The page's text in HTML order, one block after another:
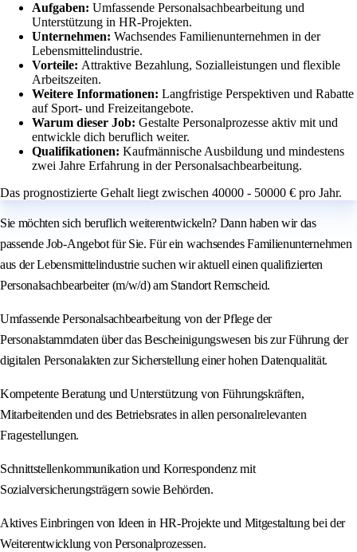
Aufgaben: Umfassende Personalsachbearbeitung und
Unterstützung in HR-Projekten.
Unternehmen: Wachsendes Familienunternehmen in der
Lebensmittelindustrie.
Vorteile: Attraktive Bezahlung, Sozialleistungen und flexible
Arbeitszeiten.
Weitere Informationen: Langfristige Perspektiven und Rabatte
auf Sport- und Freizeitangebote.
Warum dieser Job: Gestalte Personalprozesse aktiv mit und
entwickle dich beruflich weiter.
Qualifikationen: Kaufmännische Ausbildung und mindestens
zwei Jahre Erfahrung in der Personalsachbearbeitung.
Das prognostizierte Gehalt liegt zwischen 40000 - 50000 € pro Jahr.
Sie möchten sich beruflich weiterentwickeln? Dann haben wir das
passende Job-Angebot für Sie. Für ein wachsendes Familienunternehmen
aus der Lebensmittelindustrie suchen wir aktuell einen qualifizierten
Personalsachbearbeiter (m/w/d) am Standort Remscheid.
Umfassende Personalsachbearbeitung von der Pflege der
Personalstammdaten über das Bescheinigungswesen bis zur Führung der
digitalen Personalakten zur Sicherstellung einer hohen Datenqualität.
Kompetente Beratung und Unterstützung von Führungskräften,
Mitarbeitenden und des Betriebsrates in allen personalrelevanten
Fragestellungen.
Schnittstellenkommunikation und Korrespondenz mit
Sozialversicherungsträgern sowie Behörden.
Aktives Einbringen von Ideen in HR-Projekte und Mitgestaltung bei der
Weiterentwicklung von Personalprozessen.